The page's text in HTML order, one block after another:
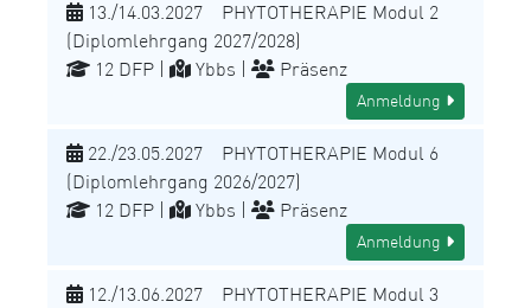
13./14.03.2027 PHYTOTHERAPIE Modul 2
(Diplomlehrgang 2027/2028)
12 DFP |
Ybbs | Präsenz
Anmeldung
22./23.05.2027 PHYTOTHERAPIE Modul 6
(Diplomlehrgang 2026/2027)
12 DFP |
Ybbs | Präsenz
Anmeldung
12./13.06.2027 PHYTOTHERAPIE Modul 3